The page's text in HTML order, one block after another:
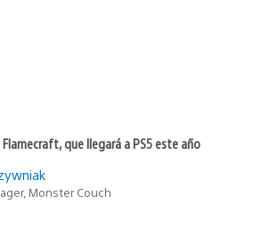
que llegará a PS5 este año
Monster Couch